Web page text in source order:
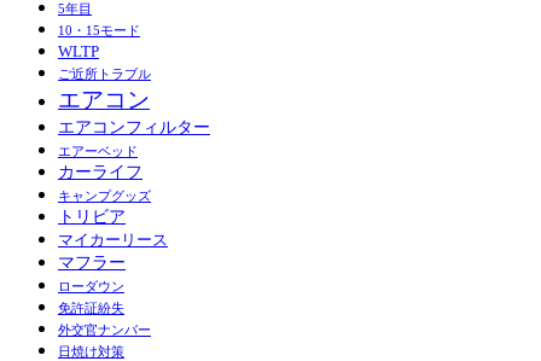
5年目
10・15モード
WLTP
ご近所トラブル
エアコン
エアコンフィルター
エアーベッド
カーライフ
キャンプグッズ
トリビア
マイカーリース
マフラー
ローダウン
免許証紛失
外交官ナンバー
日焼け対策